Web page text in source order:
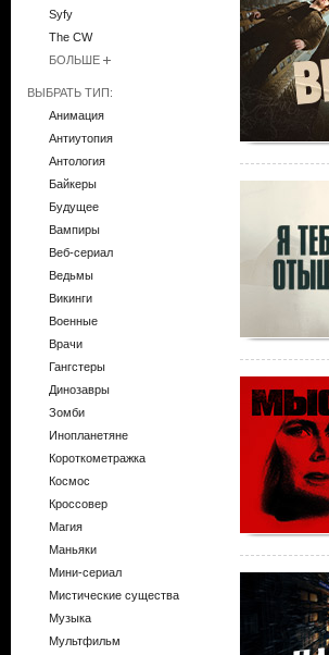
Syfy
The CW
БОЛЬШЕ
ВЫБРАТЬ ТИП:
Анимация
Антиутопия
Антология
Байкеры
Будущее
Вампиры
Веб-сериал
Ведьмы
Викинги
Военные
Врачи
Гангстеры
Динозавры
Зомби
Инопланетяне
Короткометражка
Космос
Кроссовер
Магия
Маньяки
Мини-сериал
Мистические существа
Музыка
Мультфильм